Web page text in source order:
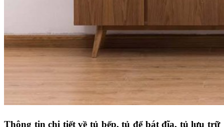
Thông tin chi tiết về tủ bếp, tủ để bát đĩa, tủ lưu trữ